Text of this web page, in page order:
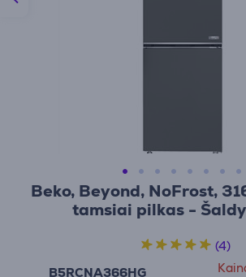
Beko, Beyond, NoFrost,
tamsiai pilkas -
B5RCNA366HG
(4)